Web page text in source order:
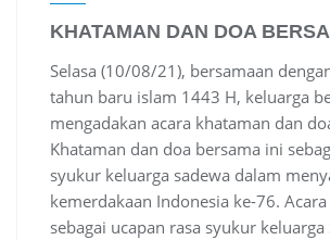
KHATAMAN DAN DOA
Selasa (10/08/21), bersamaan
tahun baru islam 1443 H, keluarga
mengadakan acara khataman dan
Khataman dan doa bersama ini
syukur keluarga sadewa dalam
kemerdakaan Indonesia ke-76.
sebagai ucapan rasa syukur keluarga